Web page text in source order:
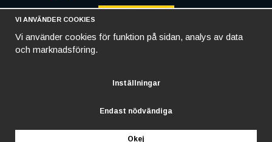
VI ANVÄNDER COOKIES
Vi använder cookies för funktion på sidan, analys av data
och marknadsföring.
Inställningar
Endast nödvändiga
Okej